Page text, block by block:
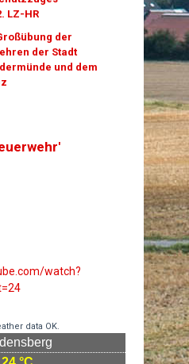
LZ-HR
der
der Stadt
und dem
watch?